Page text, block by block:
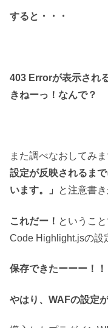
すると・・・
403 Errorが表示され
きねーっ！なんで？
また調べなおしてみ
設定が反映されるま
います。」
と注意書
これだー！ というこ
Code Highlight.jsの設
保存できたーーー！
やはり、WAFの設定